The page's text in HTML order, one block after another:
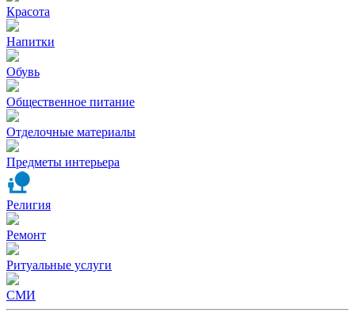
Красота
Напитки
Обувь
Общественное питание
Отделочные материалы
Предметы интерьера
Религия
Ремонт
Ритуальные услуги
СМИ